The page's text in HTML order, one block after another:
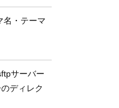
名・テーマ
サーバー
ディレク